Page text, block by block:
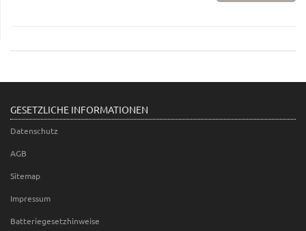
GESETZLICHE INFORMATIONEN
Datenschutz
AGB
Sitemap
Impressum
Batteriegesetzhinweise